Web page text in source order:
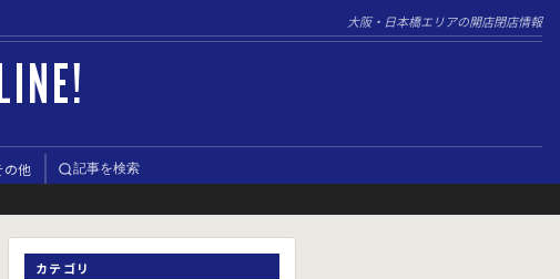
大阪・日本橋エリアの開店閉店情報
の他 記事を検索
カテゴリ